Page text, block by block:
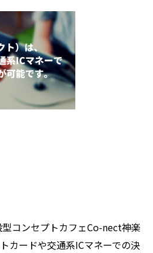
コンセプトカフェCo-nect神楽
カードや交通系ICマネーでの決